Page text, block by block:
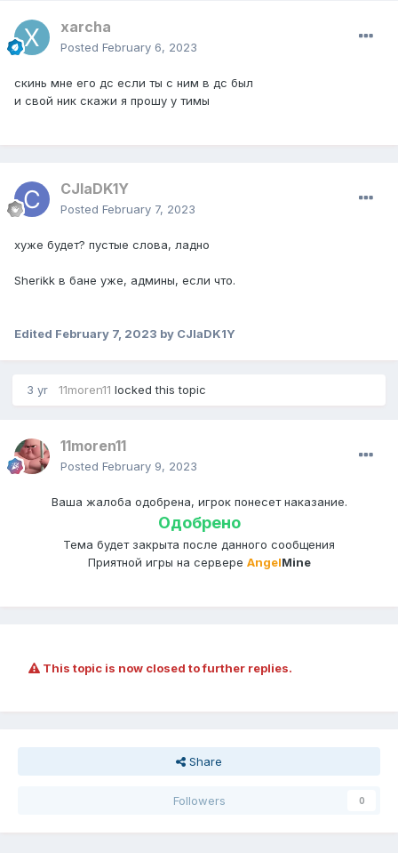
xarcha
Posted February 6, 2023
скинь мне его дс если ты с ним в дс был
и свой ник скажи я прошу у тимы
CJlaDK1Y
Posted February 7, 2023
хуже будет? пустые слова, ладно
Sherikk в бане уже, админы, если что.
Edited February 7, 2023 by CJlaDK1Y
3 yr 11moren11 locked this topic
11moren11
Posted February 9, 2023
Ваша жалоба одобрена, игрок понесет наказание.
Одобрено
Тема будет закрыта после данного сообщения
Приятной игры на сервере AngelMine
This topic is now closed to further replies.
Share
Followers 0